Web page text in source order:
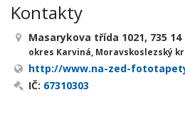
Kontakty
Masarykova třída 1021, 735
okres Karviná, Moravskoslezský
http://www.na-zed-
IČ: 67310303